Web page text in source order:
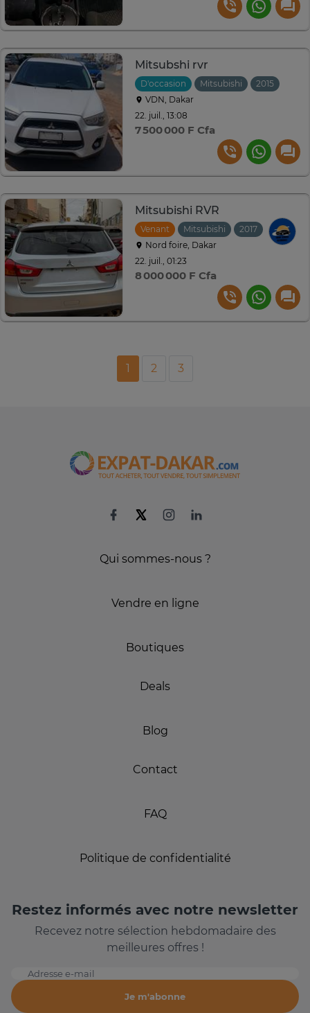
Mitsubshi rvr
D'occasion Mitsubishi
2015
VDN, Dakar
22. juil., 13:08
7 500 000 F Cfa
Mitsubishi RVR
Venant Mitsubishi 2017
Nord foire, Dakar
22. juil., 01:23
8 000 000 F Cfa
1 2 3
Qui sommes-nous ?
Vendre en ligne
Boutiques
Deals
Blog
Contact
FAQ
Politique de confidentialité
Restez informés avec notre newsletter
Recevez notre sélection hebdomadaire des
meilleures offres !
Adresse e-mail
Je m'abonne